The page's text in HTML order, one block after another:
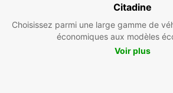
Citadine
Choisissez parmi une large gamme de
économiques aux modèles
Voir plus